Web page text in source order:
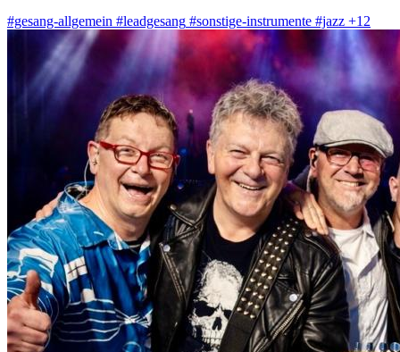
#gesang-allgemein #leadgesang #sonstige-instrumente #jazz +12